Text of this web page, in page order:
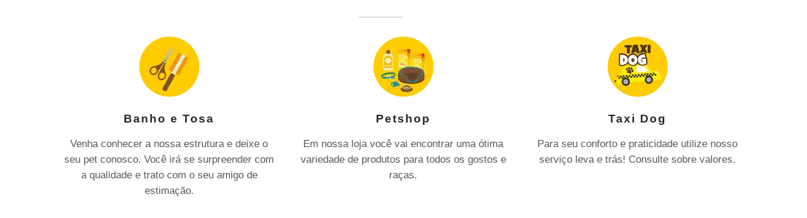
Banho e Tosa
Venha conhecer a nossa estrutura e deixe o
seu pet conosco. Você irá se surpreender com
a qualidade e trato com o seu amigo de
estimação.
Petshop
Em nossa loja você vai encontrar uma ótima
variedade de produtos para todos os gostos e
raças.
Taxi Dog
Para seu conforto e praticidade utilize nosso
serviço leva e trás! Consulte sobre valores.